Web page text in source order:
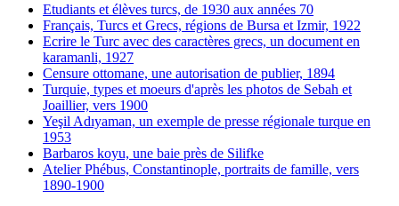
Etudiants et élèves turcs, de 1930 aux années 70
Français, Turcs et Grecs, régions de Bursa et Izmir, 1922
Ecrire le Turc avec des caractères grecs, un document en
karamanli, 1927
Censure ottomane, une autorisation de publier, 1894
Turquie, types et moeurs d'après les photos de Sebah et
Joaillier, vers 1900
Yeşil Adıyaman, un exemple de presse régionale turque en
1953
Barbaros koyu, une baie près de Silifke
Atelier Phébus, Constantinople, portraits de famille, vers
1890-1900